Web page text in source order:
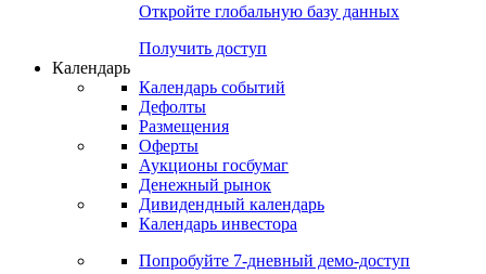
Откройте глобальную базу данных
Получить доступ
Календарь
Календарь событий
Дефолты
Размещения
Оферты
Аукционы госбумаг
Денежный рынок
Дивидендный календарь
Календарь инвестора
Попробуйте 7-дневный демо-доступ